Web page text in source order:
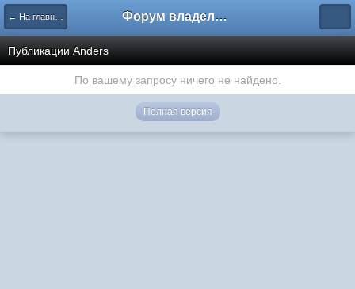
← На главную Форум владельцев интернет-магазинов
Публикации Anders
По вашему запросу ничего не найдено.
Полная версия